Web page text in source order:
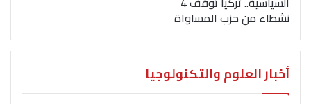
نشطاء من حزب المساواة
أخبار العلوم والتكنولوجيا